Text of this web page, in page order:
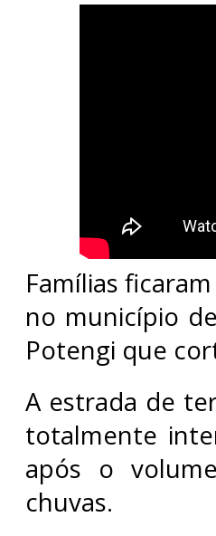
Famílias
no município
Potengi que
A estrada de
totalmente
após o
chuvas.